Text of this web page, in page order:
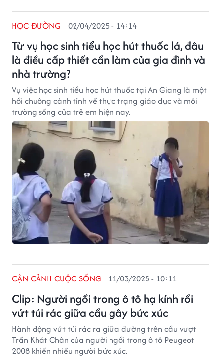
Từ vụ học sinh tiểu học hút thuốc lá, đâu
là điều cấp thiết cần làm của gia đình và
nhà trường?
HỌC ĐƯỜNG 02/04/2025 - 14:14
Vụ việc học sinh tiểu học hút thuốc tại An Giang là một
hồi chuông cảnh tỉnh về thực trạng giáo dục và môi
trường sống của trẻ em hiện nay.
Clip: Người ngồi trong ô tô hạ kính rồi
vứt túi rác giữa cầu gây bức xúc
CẬN CẢNH CUỘC SỐNG 11/03/2025 - 10:11
Hành động vứt túi rác ra giữa đường trên cầu vượt
Trần Khát Chân của người ngồi trong ô tô Peugeot
2008 khiến nhiều người bức xúc.